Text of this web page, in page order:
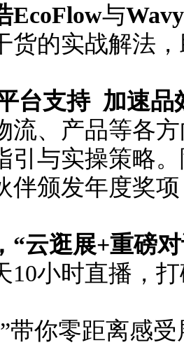
EcoFlow与
货的实战解法
台支持 加速品
流、产品等各
引与实操策略
伴颁发年度奖
“云逛展+重磅
10小时直播，
”带你零距离感